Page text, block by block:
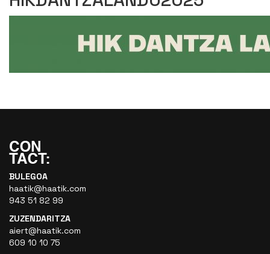
BULEGOA
haatik@haatik.com
943 51 82 99
ZUZENDARITZA
aiert@haatik.com
609 10 10 75